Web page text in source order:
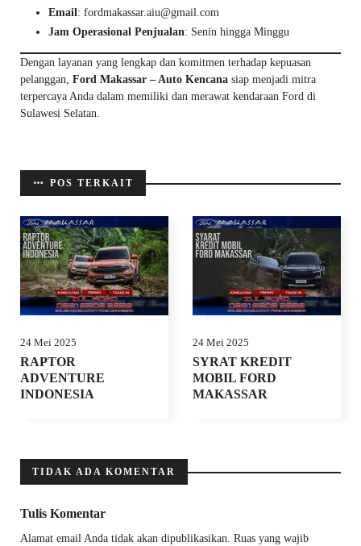
Email: fordmakassar.aiu@gmail.com
Jam Operasional Penjualan: Senin hingga Minggu
Dengan layanan yang lengkap dan komitmen terhadap kepuasan
pelanggan, Ford Makassar – Auto Kencana siap menjadi mitra
terpercaya Anda dalam memiliki dan merawat kendaraan Ford di
Sulawesi Selatan.
POS TERKAIT
24 Mei 2025
RAPTOR
ADVENTURE
INDONESIA
24 Mei 2025
SYRAT KREDIT
MOBIL FORD
MAKASSAR
TIDAK ADA KOMENTAR
Tulis Komentar
Alamat email Anda tidak akan dipublikasikan. Ruas yang wajib